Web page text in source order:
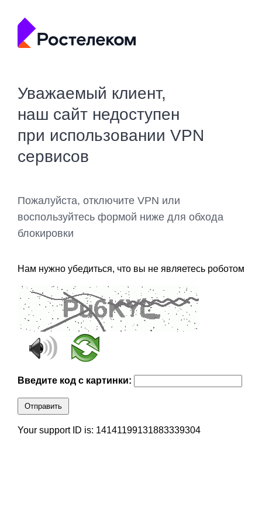
Уважаемый клиент,
наш сайт недоступен
при использовании VPN
сервисов
Пожалуйста, отключите VPN или
воспользуйтесь формой ниже для обхода
блокировки
Нам нужно убедиться, что вы не являетесь роботом
Введите код с картинки:
Отправить
Your support ID is: 14141199131883339304